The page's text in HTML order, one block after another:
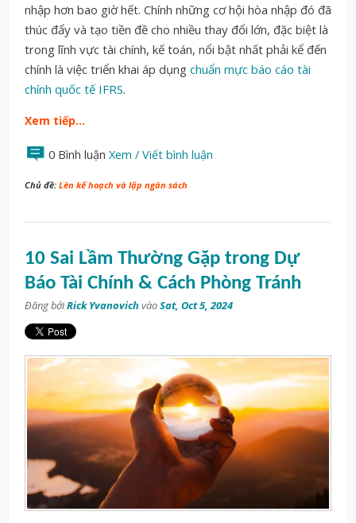
nhập hơn bao giờ hết. Chính những cơ hội hòa nhập đó đã
thúc đẩy và tạo tiền đề cho nhiều thay đổi lớn, đặc biệt là
trong lĩnh vực tài chính, kế toán, nổi bật nhất phải kể đến
chính là việc triển khai áp dụng chuẩn mực báo cáo tài
chính quốc tế IFRS.
Xem tiếp…
0 Bình luận Xem / Viết bình luận
Chủ đề: Lên kế hoạch và lập ngân sách
10 Sai Lầm Thường Gặp trong Dự
Báo Tài Chính & Cách Phòng Tránh
Đăng bởiRick Yvanovich vàoSat, Oct 5, 2024